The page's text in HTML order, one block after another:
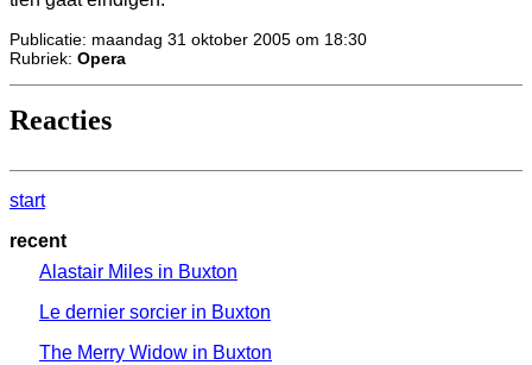
Publicatie: maandag 31 oktober 2005 om 18:30
Rubriek: Opera
Reacties
start
recent
Alastair Miles in Buxton
Le dernier sorcier in Buxton
The Merry Widow in Buxton